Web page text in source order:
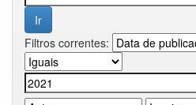
Filtros correntes: